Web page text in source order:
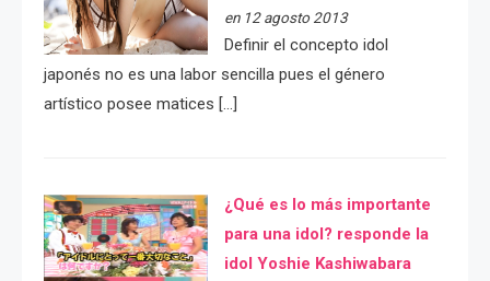
en 12 agosto 2013
Definir el concepto idol
japonés no es una labor sencilla pues el género
artístico posee matices […]
¿Qué es lo más importante
para una idol? responde la
idol Yoshie Kashiwabara